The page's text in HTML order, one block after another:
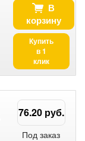
В
корзину
Купить
в 1
клик
76.20 руб.
Под заказ